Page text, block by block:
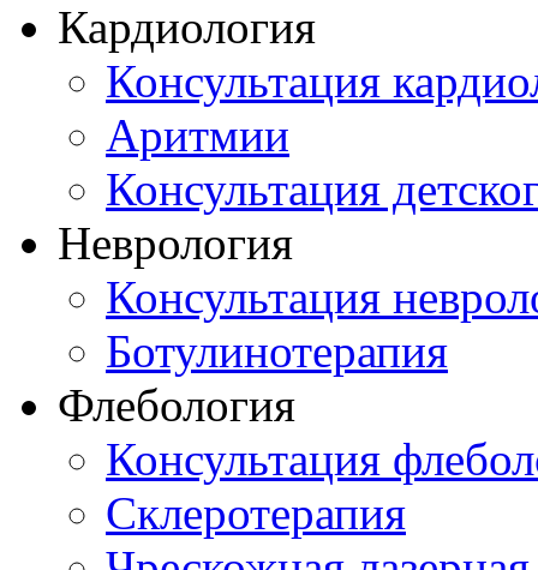
Кардиология
Консультация
Аритмии
Консультация
Неврология
Консультация
Ботулинотерапия
Флебология
Консультация
Склеротерапия